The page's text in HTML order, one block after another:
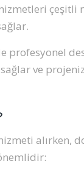
çeşitli
profesyonel
ve
alırken,